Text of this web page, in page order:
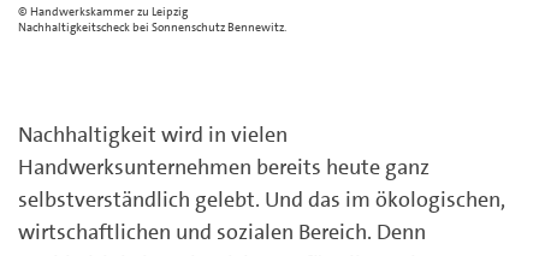
Handwerkskammer zu Leipzig
Nachhaltigkeitscheck bei Sonnenschutz Bennewitz.
Nachhaltigkeit wird in vielen
Handwerksunternehmen bereits heute ganz
selbstverständlich gelebt. Und das im ökologischen,
wirtschaftlichen und sozialen Bereich. Denn